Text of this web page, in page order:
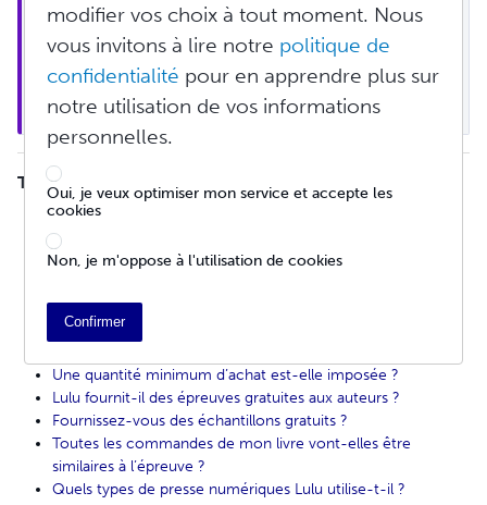
attendons à ce que tout ce qui est publié sur notre
site obéissent aux conditions générales
et nous réservons le droit de retirer
tout contenu que nous jugeons illégal ou
inapproprié.
TABLE DES MATIÈRES
Puis-je utiliser un nom de plume ou un pseudo ?
Qui est l’éditeur — moi ou Lulu ?
Qu’est-ce l’impression à la demande ?
Combien cela coûte-t-il d’utiliser Lulu?
Puis-je me servir de Lulu en même temps qu’un autre
Une quantité minimum d’achat est-elle imposée ?
Lulu fournit-il des épreuves gratuites aux auteurs ?
Fournissez-vous des échantillons gratuits ?
Toutes les commandes de mon livre vont-elles être
similaires à l’épreuve ?
Quels types de presse numériques Lulu utilise-t-il ?
modifier vos choix à tout moment. Nous
vous invitons à lire notre politique de
confidentialité pour en apprendre plus sur
notre utilisation de vos informations
personnelles.
Oui, je veux optimiser mon service et accepte les
cookies
Non, je m'oppose à l'utilisation de cookies
Confirmer